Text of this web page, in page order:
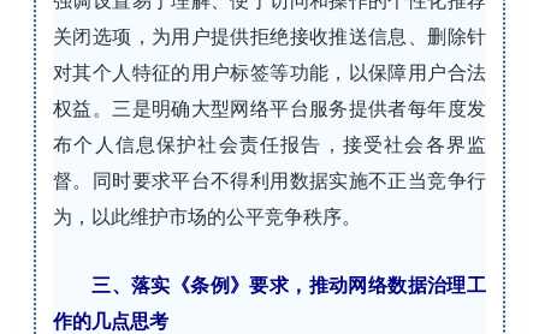
关闭选项，为用户提供拒绝接收推送信息、删除针
对其个人特征的用户标签等功能，以保障用户合法
权益。三是明确大型网络平台服务提供者每年度发
布个人信息保护社会责任报告，接受社会各界监
督。同时要求平台不得利用数据实施不正当竞争行
为，以此维护市场的公平竞争秩序。
三、落实《条例》要求，推动网络数据治理工
作的几点思考